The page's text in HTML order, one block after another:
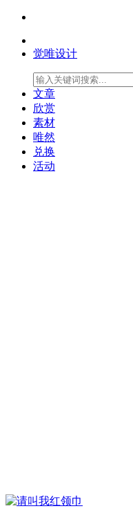
觉唯设计
文章
欣赏
素材
唯然
兑换
活动